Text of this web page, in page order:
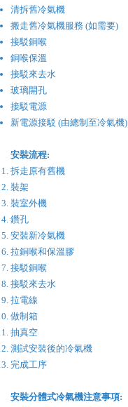
清拆舊冷氣機
搬走舊冷氣機服務 (如需要)
接駁銅喉
銅喉保溫
接駁來去水
玻璃開孔
接駁電源
新電源接駁 (由總制至冷氣機)
安裝流程:
拆走原有舊機
裝架
裝室外機
鑽孔
安裝新冷氣機
​拉銅喉和保溫膠
接駁銅喉
接駁來去水
拉電線
做制箱
​抽真空
​測試安裝後的冷氣機
完成工序
​安裝分體式冷氣機注意事項: